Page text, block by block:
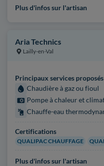
Plus d'infos sur l'artisan
Aria Technics
Lailly-en-Val
Principaux services proposés
Chaudière à gaz ou fioul
Pompe à chaleur et
Chauffe-eau
Certifications
QUALIPAC CHAUFFAGE
Plus d'infos sur l'artisan